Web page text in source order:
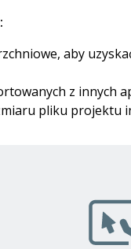
aby
z innych
pliku projektu